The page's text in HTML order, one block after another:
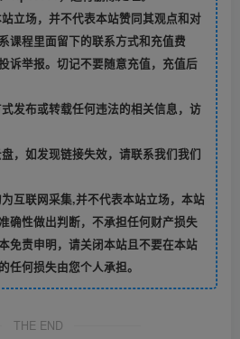
立场，并不代表本站赞同其观点和对
课程里面留下的联系方式和充值费
诉举报。切记不要随意充值，充值后
发布或转载任何违法的相关信息，访
，如发现链接失效，请联系我们我们
互联网采集,并不代表本站立场，本站
确性做出判断，不承担任何财产损失
免责申明，请关闭本站且不要在本站
任何损失由您个人承担。
THE END